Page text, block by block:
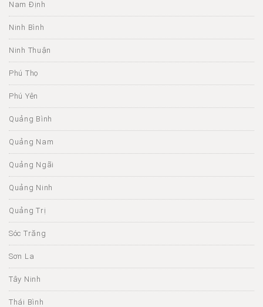
Nam Định
Ninh Bình
Ninh Thuận
Phú Thọ
Phú Yên
Quảng Bình
Quảng Nam
Quảng Ngãi
Quảng Ninh
Quảng Trị
Sóc Trăng
Sơn La
Tây Ninh
Thái Bình